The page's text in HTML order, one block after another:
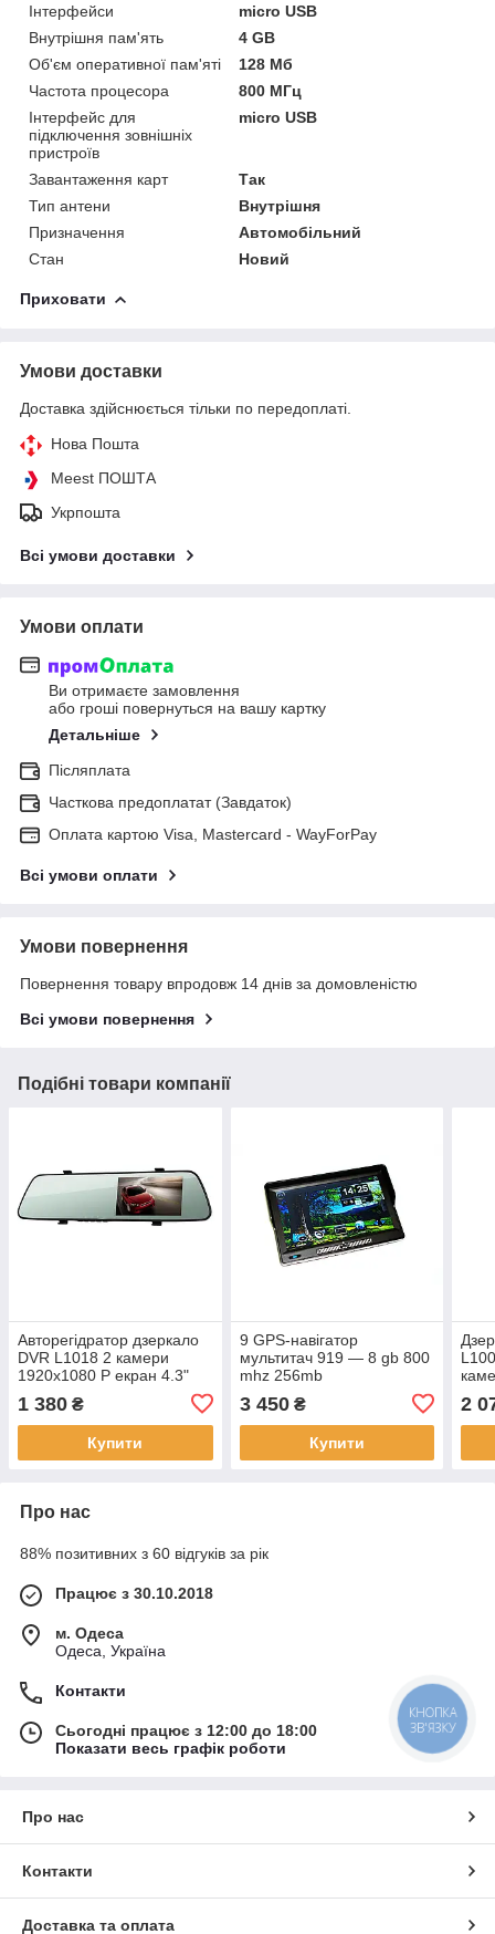
Інтерфейси
micro USB
Внутрішня пам'ять
4 GB
Об'єм оперативної пам'яті
128 Мб
Частота процесора
800 МГц
Інтерфейс для
підключення зовнішніх
пристроїв
micro USB
Завантаження карт
Так
Тип антени
Внутрішня
Призначення
Автомобільний
Стан
Новий
Приховати
Умови доставки
Доставка здійснюється тільки по передоплаті.
Нова Пошта
Meest ПОШТА
Укрпошта
Всі умови доставки
Умови оплати
Ви отримаєте замовлення
або гроші повернуться на вашу картку
Детальніше
Післяплата
Часткова предоплатат (Завдаток)
Оплата картою Visa, Mastercard - WayForPay
Всі умови оплати
Умови повернення
Повернення товару впродовж 14 днів за домовленістю
Всі умови повернення
Подібні товари компанії
Авторегідратор дзеркало
DVR L1018 2 камери
1920x1080 P екран 4.3"
1 380 ₴
Купити
9 GPS-навігатор
мультитач 919 — 8 gb 800
mhz 256mb
3 450₴
Купити
2
Про нас
88% позитивних з 60 відгуків за рік
Працює з 30.10.2018
м. Одеса
Одеса, Україна
Контакти
Сьогодні працює з 12:00 до 18:00
Показати весь графік роботи
Про нас
Контакти
Доставка та оплата
КНОПКА
ЗВ'ЯЗКУ